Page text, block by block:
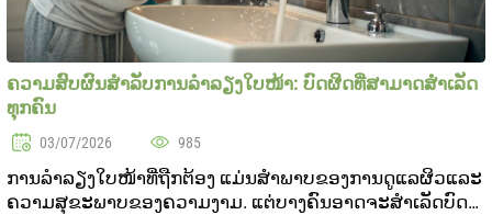
ຄວາມສົບຜົນສໍາລັບການລໍາລຽງໃບໜ້າ: ບົດຜິດທີ່ສາມາດສໍາເລັດ
ທຸກຄົນ
03/07/2026 985
ການລໍາລຽງໃບໜ້າທີ່ຖືກຕ້ອງ ແມ່ນສໍາພາບຂອງການດູແລຜິວແລະ
ຄວາມສຸຂະພາບຂອງຄວາມງາມ. ແຕ່ບາງຄົນອາດຈະສໍາເລັດບົດ